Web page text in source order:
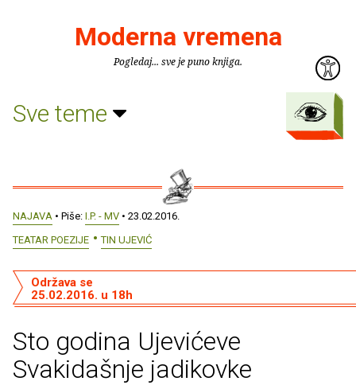
Moderna vremena
Pogledaj... sve je puno knjiga.
Sve teme
NAJAVA • Piše: I.P. - MV • 23.02.2016.
TEATAR POEZIJE
TIN UJEVIĆ
Sto godina Ujevićeve
Svakidašnje jadikovke
Održava se
25.02.2016. u 18h